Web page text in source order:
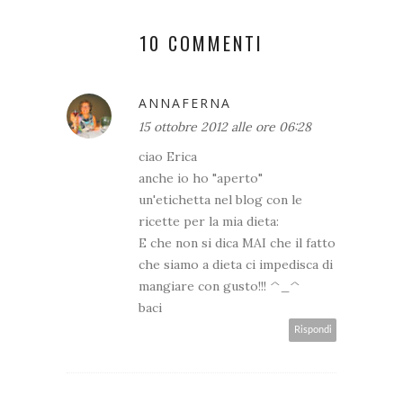
10 COMMENTI
ANNAFERNA
15 ottobre 2012 alle ore 06:28
ciao Erica
anche io ho "aperto"
un'etichetta nel blog con le
ricette per la mia dieta:
E che non si dica MAI che il fatto
che siamo a dieta ci impedisca di
mangiare con gusto!!! ^_^
baci
Rispondi